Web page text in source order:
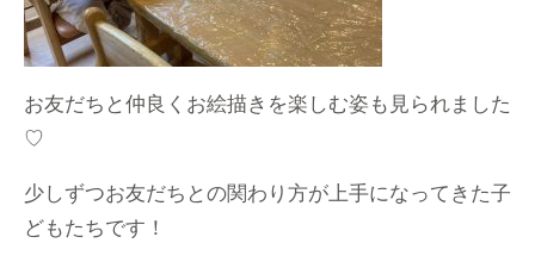
お友だちと仲良くお絵描きを楽しむ姿も見られました
♡
少しずつお友だちとの関わり方が上手になってきた子
どもたちです！